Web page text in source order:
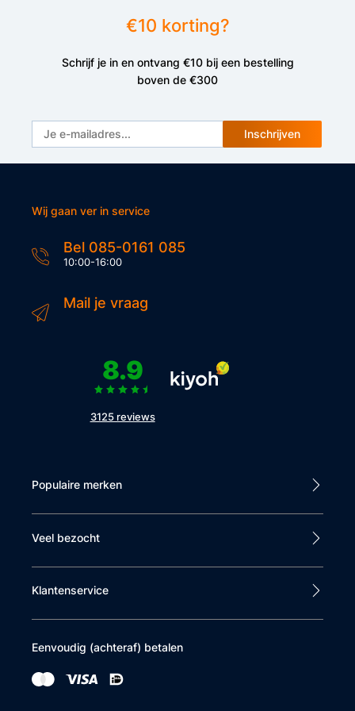
€10 korting?
Schrijf je in en ontvang €10 bij een bestelling
boven de €300
Inschrijven
Wij gaan ver in service
Bel 085-0161 085
10:00-16:00
Mail je vraag
8.9
3125 reviews
Populaire merken
Veel bezocht
Klantenservice
Eenvoudig (achteraf) betalen